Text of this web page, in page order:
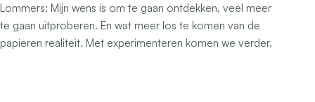
Lommers: Mijn wens is om te gaan ontdekken, veel meer
te gaan uitproberen. En wat meer los te komen van de
papieren realiteit. Met experimenteren komen we verder.